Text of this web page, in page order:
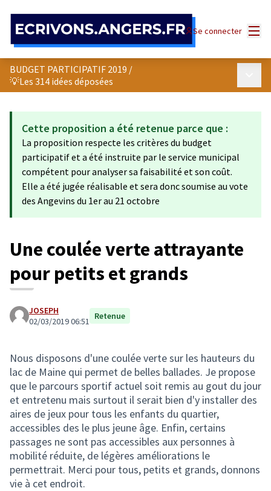
Se connecter
BUDGET PARTICIPATIF 2019 /
💡Les 314 idées déposées
Cette proposition a été retenue parce que :
La proposition respecte les critères du budget
participatif et a été instruite par le service municipal
compétent pour analyser sa faisabilité et son coût.
Elle a été jugée réalisable et sera donc soumise au vote
des Angevins du 1er au 21 octobre
Une coulée verte attrayante
pour petits et grands
JOSEPH
02/03/2019 06:51 Retenue
Nous disposons d'une coulée verte sur les hauteurs du
lac de Maine qui permet de belles ballades. Je propose
que le parcours sportif actuel soit remis au gout du jour
et entretenu mais surtout il serait bien d'y installer des
aires de jeux pour tous les enfants du quartier,
accessibles des le plus jeune âge. Enfin, certains
passages ne sont pas accessibles aux personnes à
mobilité réduite, de légères améliorations le
permettrait. Merci pour tous, petits et grands, donnons
vie à cet endroit.